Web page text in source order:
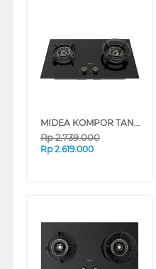
MIDEA KOMPOR TANAM BLAZE BUILT IN HOB MGH-Q7621G-ID
Rp2.739.000
Rp 2.619.000